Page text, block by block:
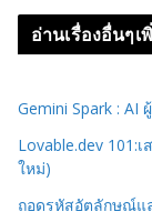
อ่านเรื่องอื่นๆเ
Gemini Spark :
Lovable.dev 101:
ใหม่)
ถอดรหัสอัตลักษณ์แ